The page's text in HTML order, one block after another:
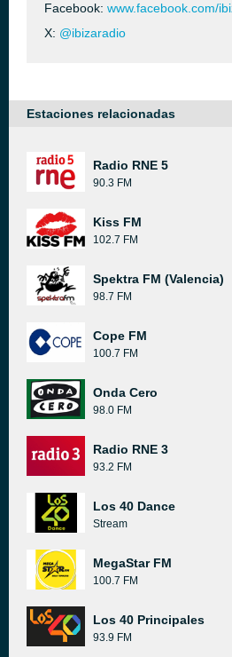
Facebook: www.facebook.com/
X: @ibizaradio
Estaciones relacionadas
Radio RNE 5
90.3 FM
Kiss FM
102.7 FM
Spektra FM (Valencia)
98.7 FM
Cope FM
100.7 FM
Onda Cero
98.0 FM
Radio RNE 3
93.2 FM
Los 40 Dance
Stream
MegaStar FM
100.7 FM
Los 40 Principales
93.9 FM